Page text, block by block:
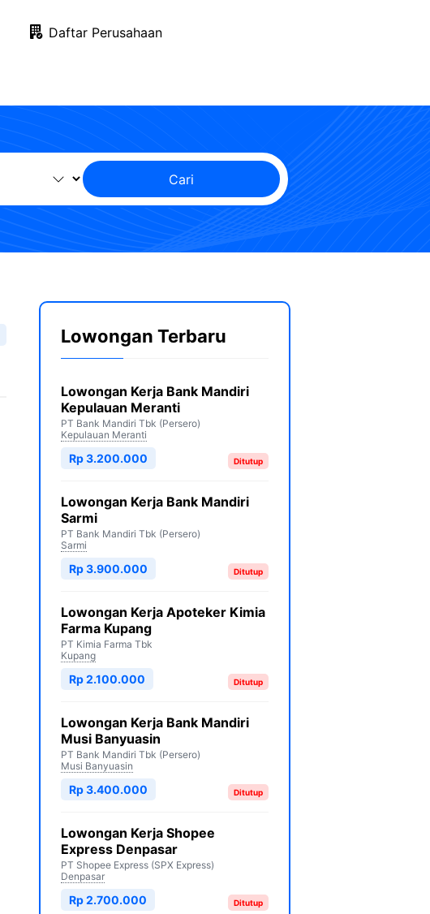
Daftar Perusahaan
Cari
Lowongan Terbaru
Lowongan Kerja Bank Mandiri
Kepulauan Meranti
PT Bank Mandiri Tbk (Persero)
Kepulauan Meranti
Ditutup
Rp 3.200.000
Lowongan Kerja Bank Mandiri
Sarmi
PT Bank Mandiri Tbk (Persero)
Sarmi
Ditutup
Rp 3.900.000
Lowongan Kerja Apoteker Kimia
Farma Kupang
PT Kimia Farma Tbk
Kupang
Ditutup
Rp 2.100.000
Lowongan Kerja Bank Mandiri
Musi Banyuasin
PT Bank Mandiri Tbk (Persero)
Musi Banyuasin
Ditutup
Rp 3.400.000
Lowongan Kerja Shopee
Express Denpasar
PT Shopee Express (SPX Express)
Denpasar
Ditutup
Rp 2.700.000